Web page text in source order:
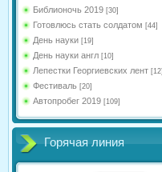
Библионочь 2019 [30]
Готовлюсь стать солдатом [44]
День науки [19]
День науки англ [10]
Лепестки Георгиевских лент [12]
Фестиваль [20]
Автопробег 2019 [109]
Горячая линия